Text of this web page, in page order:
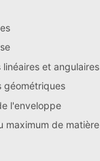
et angulaires
géométriques
l'enveloppe
maximum de matière